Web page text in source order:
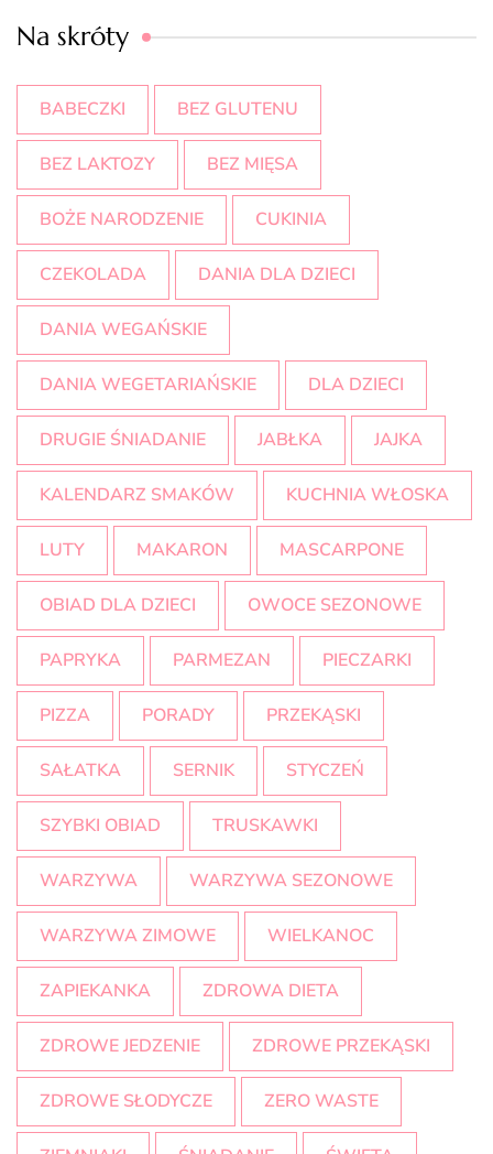
Na skróty
BABECZKI BEZ GLUTENU
BEZ LAKTOZY BEZ MIĘSA
BOŻE NARODZENIE CUKINIA
CZEKOLADA DANIA DLA DZIECI
DANIA WEGAŃSKIE
DANIA WEGETARIAŃSKIE DLA DZIECI
DRUGIE ŚNIADANIE JABŁKA JAJKA
KALENDARZ SMAKÓW KUCHNIA WŁOSKA
LUTY MAKARON MASCARPONE
OBIAD DLA DZIECI OWOCE SEZONOWE
PAPRYKA PARMEZAN PIECZARKI
PIZZA PORADY PRZEKĄSKI
SAŁATKA SERNIK STYCZEŃ
SZYBKI OBIAD TRUSKAWKI
WARZYWA WARZYWA SEZONOWE
WARZYWA ZIMOWE WIELKANOC
ZAPIEKANKA ZDROWA DIETA
ZDROWE JEDZENIE ZDROWE PRZEKĄSKI
ZDROWE SŁODYCZE ZERO WASTE